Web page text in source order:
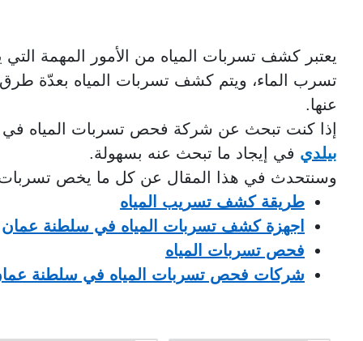
يعتبر كشف تسربات المياه من الأمور المهمة
تسرب الماء، ويتم كشف تسربات المياه بعدّة طرق
عنها.
إذا كنت تبحث عن شركة فحص تسربات المياه
بيلدي في إيجاد ما تبحث عنه بسهولة.
وسنتحدث في هذا المقال عن كل ما يخص تسربات
طريقة كشف تسريب المياه
اجهزة كشف تسربات المياه في سلطنة عمان
فحص تسربات المياه
شركات فحص تسربات المياه في سلطنة